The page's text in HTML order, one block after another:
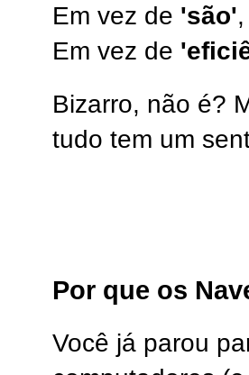
Em vez de 'são'
Em vez de
Bizarro, não é?
tudo tem um
Por que os
Você já parou